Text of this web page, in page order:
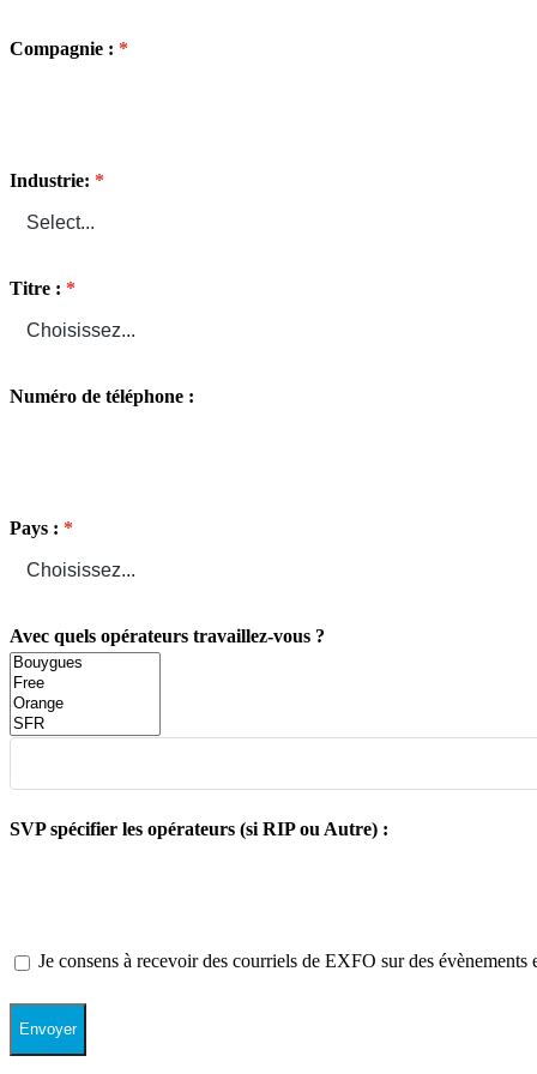
Compagnie :
Industrie:
Titre :
Numéro de téléphone :
Pays :
Avec quels opérateurs travaillez-vous ?
SVP spécifier les opérateurs (si RIP ou Autre) :
Je consens à recevoir des courriels de EXFO sur des
Envoyer